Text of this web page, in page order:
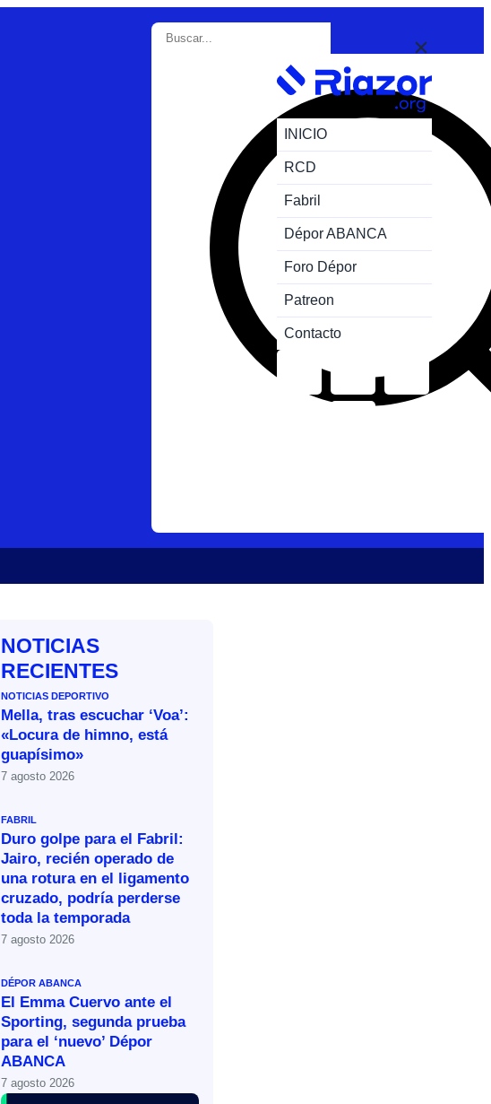
INICIO
RCD
Fabril
Dépor ABANCA
Foro Dépor
Patreon
Contacto
NOTICIAS
RECIENTES
NOTICIAS DEPORTIVO
Mella, tras escuchar ‘Voa’:
«Locura de himno, está
guapísimo»
7 agosto 2026
FABRIL
Duro golpe para el Fabril:
Jairo, recién operado de
una rotura en el ligamento
cruzado, podría perderse
toda la temporada
7 agosto 2026
DÉPOR ABANCA
El Emma Cuervo ante el
Sporting, segunda prueba
para el ‘nuevo’ Dépor
ABANCA
7 agosto 2026